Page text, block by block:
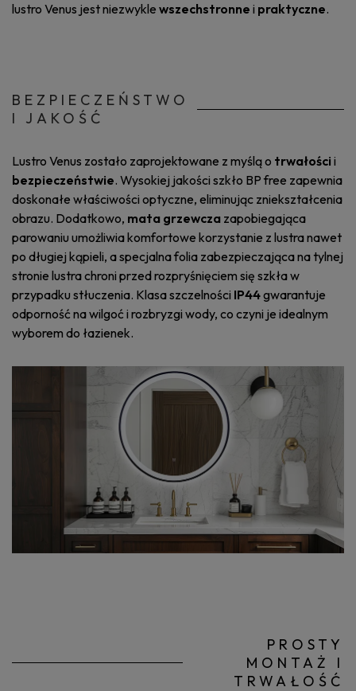
lustro Venus jest niezwykle wszechstronne i praktyczne.
BEZPIECZEŃSTWO
I JAKOŚĆ
Lustro Venus zostało zaprojektowane z myślą o trwałości i
bezpieczeństwie. Wysokiej jakości szkło BP free zapewnia
doskonałe właściwości optyczne, eliminując zniekształcenia
obrazu. Dodatkowo, mata grzewcza zapobiegająca
parowaniu umożliwia komfortowe korzystanie z lustra nawet
po długiej kąpieli, a specjalna folia zabezpieczająca na tylnej
stronie lustra chroni przed rozpryśnięciem się szkła w
przypadku stłuczenia. Klasa szczelności IP44gwarantuje
odporność na wilgoć i rozbryzgi wody, co czyni je idealnym
wyborem do łazienek.
PROSTY
MONTAŻ I
TRWAŁOŚĆ